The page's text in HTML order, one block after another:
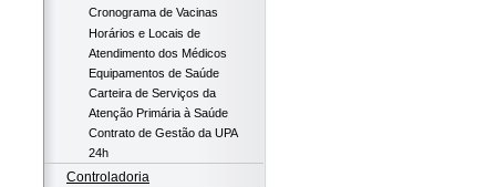
Cronograma de Vacinas
Horários e Locais de
Atendimento dos Médicos
Equipamentos de Saúde
Carteira de Serviços da
Atenção Primária à Saúde
Contrato de Gestão da UPA
24h
Controladoria